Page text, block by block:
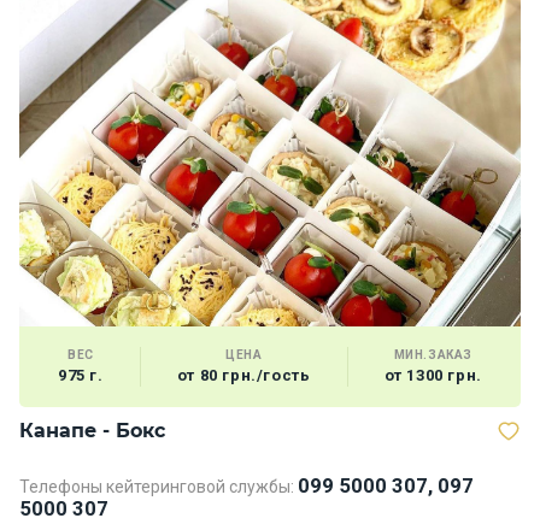
ВЕС
975 г.
ЦЕНА
от 80 грн./гость
МИН.ЗАКАЗ
от 1300 грн.
Канапе - Бокс
Телефоны кейтеринговой службы: 099 5000 307, 097
5000 307